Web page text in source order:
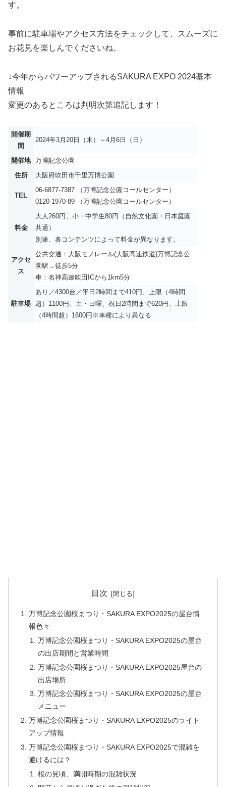
す。
事前に駐車場やアクセス方法をチェックして、スムーズに
お花見を楽しんでくださいね。
↓今年からパワーアップされるSAKURA EXPO 2024基本
情報
変更のあるところは判明次第追記します！
開催期
間
2024年3月20日（木）～4月6日（日）
開催地 万博記念公園
住所
大阪府吹田市千里万博公園
TEL
06-6877-7387 （万博記念公園コールセンター）
0120-1970-89 （万博記念公園コールセンター）
料金
大人260円、小・中学生80円（自然文化園・日本庭園
共通）
別途、各コンテンツによって料金が異なります。
アクセ
ス
公共交通：大阪モノレール(大阪高速鉄道)万博記念公
園駅→徒歩5分
車：名神高速吹田ICから1km5分
駐車場
あり／4300台／平日2時間まで410円、上限（4時間
超）1100円、土・日曜、祝日2時間まで620円、上限
（4時間超）1600円※車種により異なる
目次
万博記念公園桜まつり・SAKURA EXPO2025の屋台情
報色々
万博記念公園桜まつり・SAKURA EXPO2025の屋台
の出店期間と営業時間
万博記念公園桜まつり・SAKURA EXPO2025屋台の
出店場所
万博記念公園桜まつり・SAKURA EXPO2025の屋台
メニュー
万博記念公園桜まつり・SAKURA EXPO2025のライト
アップ情報
万博記念公園桜まつり・SAKURA EXPO2025で混雑を
避けるには？
桜の見頃、満開時期の混雑状況